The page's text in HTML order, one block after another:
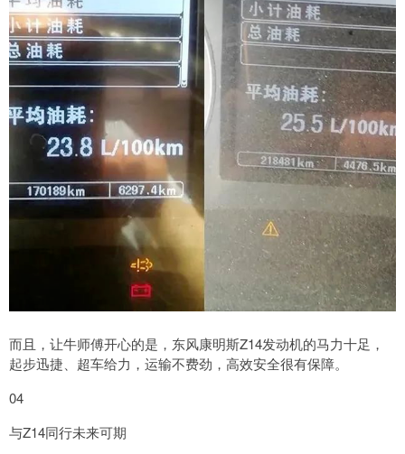
而且，让牛师傅开心的是，东风康明斯Z14发动机的马力十足，
起步迅捷、超车给力，运输不费劲，高效安全很有保障。
04
与Z14同行未来可期